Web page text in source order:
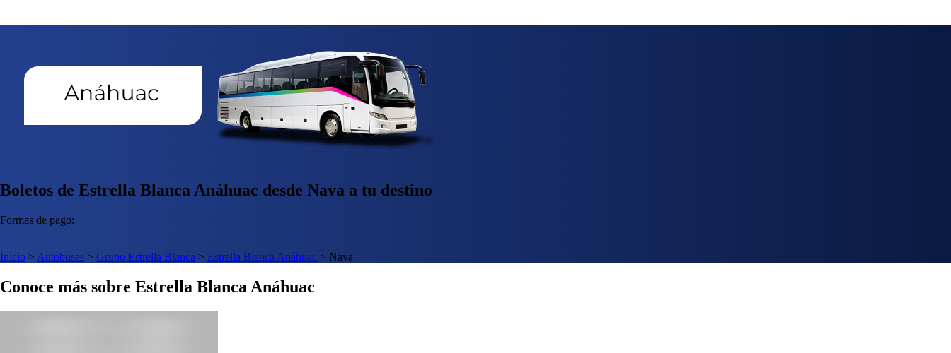
Boletos de Estrella Blanca Anáhuac desde Nava a tu destino
Formas de pago:
Inicio > Autobuses > Grupo Estrella Blanca > Estrella Blanca Anáhuac > Nava
Conoce más sobre Estrella Blanca Anáhuac